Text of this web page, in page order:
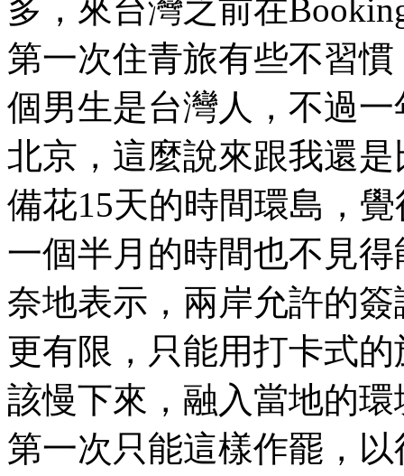
多，來台灣之前在
第一次住青旅有些不習
個男生是台灣人，不過
北京，這麼說來跟我還
備花15天的時間環島，
一個半月的時間也不見
奈地表示，兩岸允許的
更有限，只能用打卡式
該慢下來，融入當地的
第一次只能這樣作罷，